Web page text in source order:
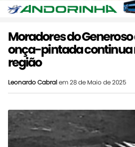
Moradores do
onça-pintada continua
região
Leonardo Cabralem 28 de Maio de 2025